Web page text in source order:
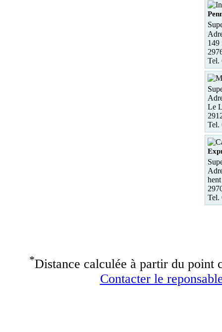
149
Tel.
Le
Tel.
Tel.
*Distance calculée à partir du point
Contacter le